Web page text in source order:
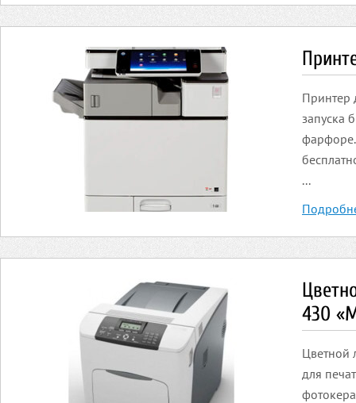
Принтер
запуска
...
430
Цветной
для